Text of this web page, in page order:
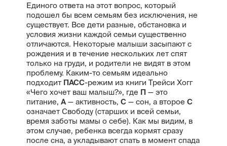
Единого ответа на этот вопрос, который
подошел бы всем семьям без исключения, не
существует. Все дети разные, обстановка и
условия жизни каждой семьи существенно
отличаются. Некоторые малыши засыпают с
рождения и в течение нескольких лет спят
только на груди, и родители не видят в этом
проблему. Каким-то семьям идеально
подходит ПАСС-режим из книги Трейси Хогг
«Чего хочет ваш малыш?», где П — это
питание, А— активность, С— сон, а второе С
означает Свободу (старших и всей семьи,
время заботы мамы о себе). Как мы видим, в
этом случае, ребенка всегда кормят сразу
после сна, а укладывают спать в момент спада